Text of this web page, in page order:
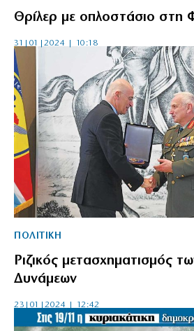
Θρίλερ με οπλοστάσιο στη
31|01|2024 | 10:18
ΠΟΛΙΤΙΚΗ
Ριζικός μετασχηματισμός
Δυνάμεων
23|01|2024 | 12:42